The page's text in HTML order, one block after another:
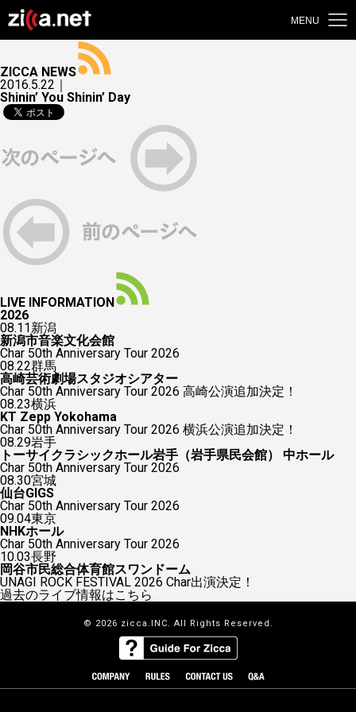
MENU
ZICCA NEWS
2016.5.22｜
Shinin’ You Shinin’ Day
LIVE INFORMATION
2026
08.11新潟
新潟市音楽文化会館
Char 50th Anniversary Tour 2026
08.22群馬
高崎芸術劇場スタジオシアター
Char 50th Anniversary Tour 2026 高崎公演追加決定！
08.23横浜
KT Zepp Yokohama
Char 50th Anniversary Tour 2026 横浜公演追加決定！
08.29岩手
トーサイクラシックホール岩手（岩手県民会館） 中ホール
Char 50th Anniversary Tour 2026
08.30宮城
仙台GIGS
Char 50th Anniversary Tour 2026
09.04東京
NHKホール
Char 50th Anniversary Tour 2026
10.03長野
岡谷市民総合体育館スワンドーム
UNAGI ROCK FESTIVAL 2026 Char出演決定！
過去のライブ情報はこちら
© 2026 zicca.INC. All Rights Reserved.